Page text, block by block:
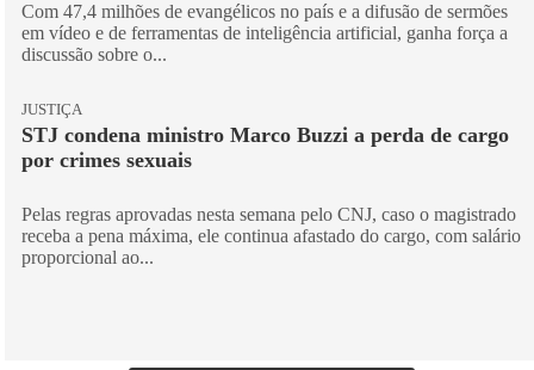
Com 47,4 milhões de evangélicos no país e a difusão de sermões
em vídeo e de ferramentas de inteligência artificial, ganha força a
discussão sobre o...
JUSTIÇA
STJ condena ministro Marco Buzzi a perda de cargo
por crimes sexuais
Pelas regras aprovadas nesta semana pelo CNJ, caso o magistrado
receba a pena máxima, ele continua afastado do cargo, com salário
proporcional ao...